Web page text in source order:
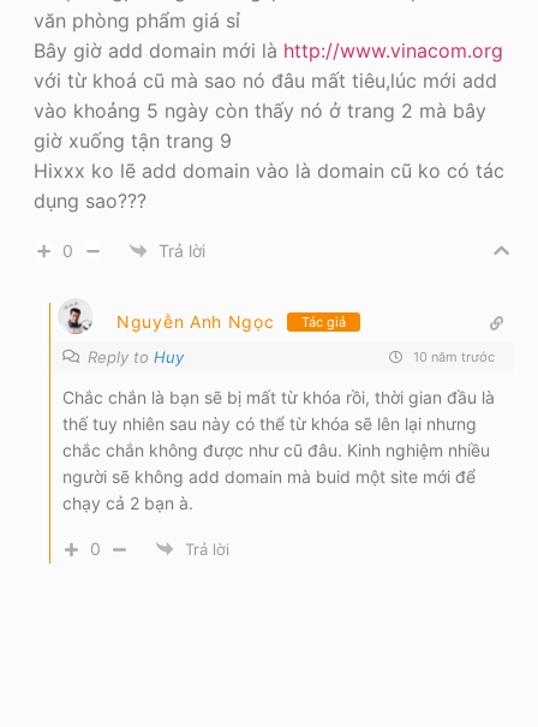
văn phòng phẩm giá sỉ
Bây giờ add domain mới là http://www.vinacom.org
với từ khoá cũ mà sao nó đâu mất tiêu,lúc mới add
vào khoảng 5 ngày còn thấy nó ở trang 2 mà bây
giờ xuống tận trang 9
Hixxx ko lẽ add domain vào là domain cũ ko có tác
dụng sao???
0 Trả lời
Nguyễn Anh Ngọc Tác giả
Reply to Huy 10 năm trước
Chắc chắn là bạn sẽ bị mất từ khóa rồi, thời gian đầu là
thế tuy nhiên sau này có thể từ khóa sẽ lên lại nhưng
chắc chắn không được như cũ đâu. Kinh nghiệm nhiều
người sẽ không add domain mà buid một site mới để
chạy cả 2 bạn à.
0 Trả lời